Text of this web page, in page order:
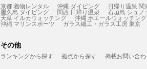
京都 着物レンタル 沖縄 ダイビング 日帰り温泉 関
屋久島 ダイビング 関西 日帰り温泉 石垣島 シュノ
天草 イルカウォッチング 沖縄 ホエールウォッチング
沖縄 マリンスポーツ ガラス細工・ガラス工房 東京
その他
ランキングから探す 拠点から探す 掲載お問い合